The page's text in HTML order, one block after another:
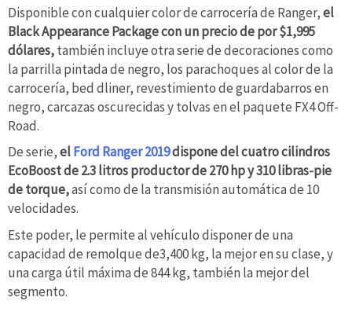
Disponible con cualquier color de carrocería de Ranger,el
Black Appearance Package con un precio de por $1,995
dólares,también incluye otra serie de decoraciones como
la parrilla pintada de negro, los parachoques al color de la
carrocería, bed dliner, revestimiento de guardabarros en
negro, carcazas oscurecidas y tolvas en el paquete FX4 Off-
Road.
De serie,elFord Ranger 2019dispone del cuatro cilindros
EcoBoost de 2.3 litros productor de 270 hp y 310 libras-pie
de torque,así como de la transmisión automática de 10
velocidades.
Este poder, le permite al vehículo disponer de una
capacidad de remolque de3,400 kg, la mejor en su clase, y
una carga útil máxima de 844 kg, también la mejor del
segmento.